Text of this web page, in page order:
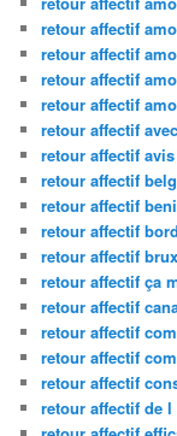
retour affectif
retour affectif
retour affectif
retour affectif
retour affectif
retour affectif avis
retour affectif
retour affectif
retour affectif
retour affectif
retour affectif ça
retour affectif
retour affectif
retour affectif
retour affectif
retour affectif de l